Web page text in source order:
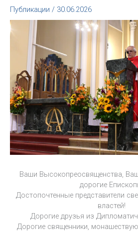
Публикации / 30.06.2026
Ваши Высокопреосвященства,
дорогие
Достопочтенные представители
властей!
Дорогие друзья из
Дорогие священники,